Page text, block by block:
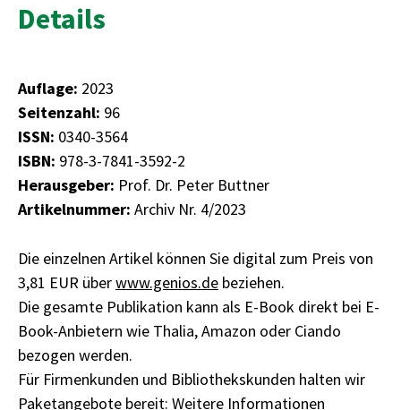
Details
Auflage: 2023
Seitenzahl: 96
ISSN: 0340-3564
ISBN: 978-3-7841-3592-2
Herausgeber: Prof. Dr. Peter Buttner
Artikelnummer: Archiv Nr. 4/2023
Die einzelnen Artikel können Sie digital zum Preis von
3,81 EUR überwww.genios.de beziehen.
Die gesamte Publikation kann als E-Book direkt bei E-
Book-Anbietern wie Thalia, Amazon oder Ciando
bezogen werden.
Für Firmenkunden und Bibliothekskunden halten wir
Paketangebote bereit: Weitere Informationen